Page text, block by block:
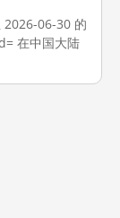
2026-06-30 的
在中国大陆